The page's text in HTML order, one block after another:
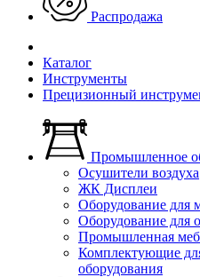
Распродажа
Каталог
Инструменты
Прецизионный
Промышленное
Осушители воздуха
ЖК Дисплеи
Оборудование для
Оборудование для
Промышленная
Комплектующие
оборудования